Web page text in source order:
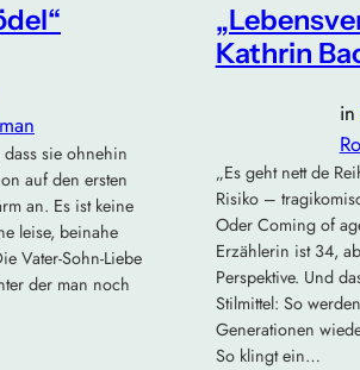
sie ohnehin
auf den ersten
an. Es ist keine
leise, beinahe
Vater-Sohn-Liebe
der man noch
Kathrin
in
„Es geht nett de
Risiko –
Oder Coming of
Erzählerin ist 34,
Perspektive. Und
Stilmittel: So
Generationen
So klingt ein…